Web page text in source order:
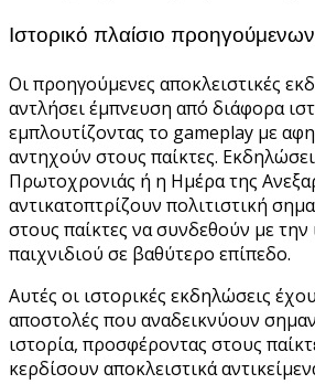
Ιστορικό πλαίσιο
Οι προηγούμενες αποκλειστικές
αντλήσει έμπνευση από διάφορα
εμπλουτίζοντας το gameplay με
αντηχούν στους παίκτες.
Πρωτοχρονιάς ή η Ημέρα της
αντικατοπτρίζουν πολιτιστική
στους παίκτες να συνδεθούν με την
παιχνιδιού σε βαθύτερο επίπεδο.
Αυτές οι ιστορικές εκδηλώσεις
αποστολές που αναδεικνύουν
ιστορία, προσφέροντας στους
κερδίσουν αποκλειστικά